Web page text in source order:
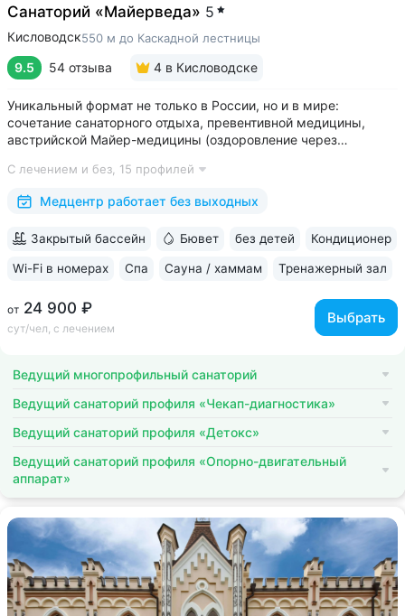
Санаторий «Майерведа» 5
Кисловодск550 м до Каскадной лестницы
9.5 54 отзыва 4 в Кисловодске
Уникальный формат не только в России, но и в мире:
сочетание санаторного отдыха, превентивной медицины,
австрийской Майер-медицины (оздоровление через
Победитель международной премии The World Luxury Awards.
Премия «Вояж» за лучший велнес-проект...
С лечением и без, 15 профилей
Медцентр работает без выходных
от 24 900 ₽
сут/чел, с лечением
Выбрать
Закрытый бассейн Бювет без детей Кондиционер
Wi-Fi в номерах Спа Сауна / хаммам Тренажерный зал
Ведущий многопрофильный санаторий
Ведущий санаторий профиля «Чекап-диагностика»
Ведущий санаторий профиля «Детокс»
Ведущий санаторий профиля «Опорно-двигательный
аппарат»